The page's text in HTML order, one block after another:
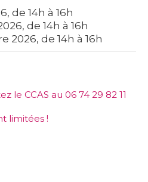
de 14h à 16h
de 14h à 16h
2026, de 14h à 16h
le CCAS au 06 74 29 82 11
limitées !